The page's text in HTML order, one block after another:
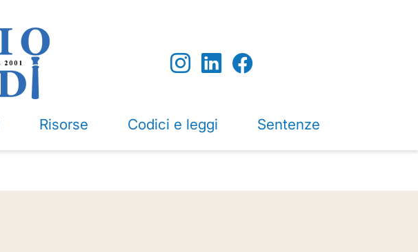
Risorse Codici e leggi Sentenze